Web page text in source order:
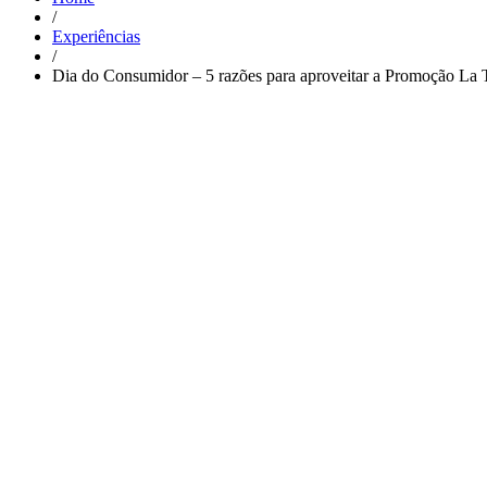
/
Experiências
/
Dia do Consumidor – 5 razões para aproveitar a Promoção La